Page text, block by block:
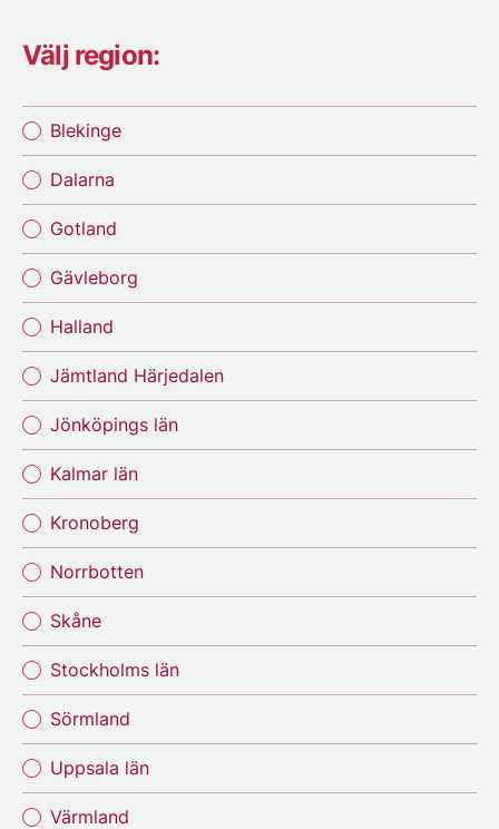
Välj region:
Blekinge
Dalarna
Gotland
Gävleborg
Halland
Jämtland Härjedalen
Jönköpings län
Kalmar län
Kronoberg
Norrbotten
Skåne
Stockholms län
Sörmland
Uppsala län
Värmland